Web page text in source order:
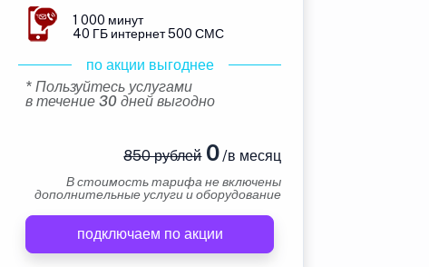
1 000 минут
40 ГБ интернет 500 СМС
по акции выгоднее
* Пользуйтесь услугами
в течение 30 дней выгодно
850 рублей0/в месяц
В стоимость тарифа не включены
дополнительные услуги и оборудование
подключаем по акции